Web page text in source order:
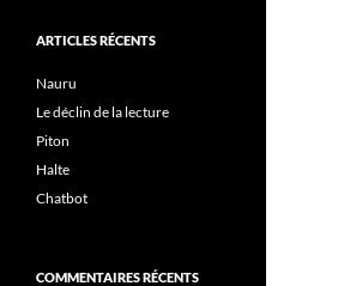
ARTICLES RÉCENTS
Nauru
Le déclin de la lecture
Piton
Halte
Chatbot
COMMENTAIRES RÉCENTS